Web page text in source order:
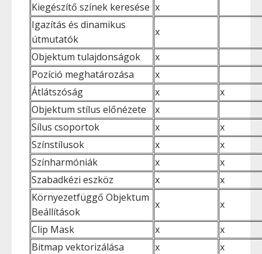
Kiegészítő színek keresése x
Igazítás és dinamikus
útmutatók
x
Objektum tulajdonságok
x
Pozíció meghatározása
x
Átlátszóság
x
x
Objektum stílus előnézete
x
Sílus csoportok
x
x
Színstílusok
x
x
Színharmóniák
x
x
Szabadkézi eszköz
x
x
Környezetfüggő Objektum
Beállítások
x
x
Clip Mask
x
x
Bitmap vektorizálása
x
x